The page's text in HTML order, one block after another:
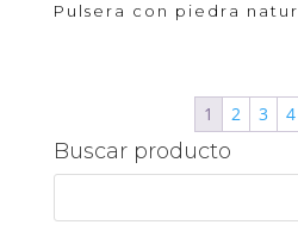
Pulsera con piedra
1 2 3 4
Buscar producto